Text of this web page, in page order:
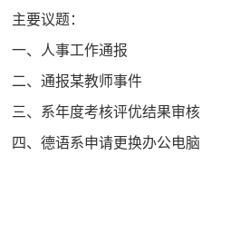
主要议题：
一、人事工作通报
二、通报某教师事件
三、系年度考核评优结果审核
四、德语系申请更换办公电脑